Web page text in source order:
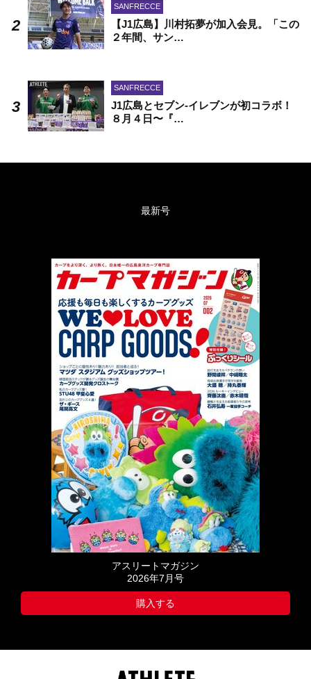
SANFRECCE
【J1広島】川村拓夢が加入会見。「この
２年間、サン…
SANFRECCE
J1広島とセブン-イレブンが初コラボ！
８月４日〜『…
最新号
アスリートマガジン
2026年7月号
購入する